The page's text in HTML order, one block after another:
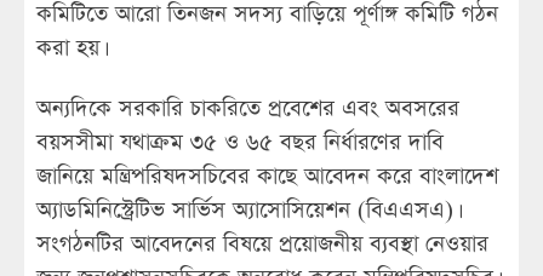
কমিটিতে আরো তিনজন সদস্য বাড়িয়ে পূর্ণাঙ্গ কমিটি গঠন
করা হয়।
অন্যদিকে সরকারি চাকরিতে প্রবেশের এবং অবসরের
বয়সসীমা যথাক্রম ৩৫ ও ৬৫ বছর নির্ধারণের দাবি
জানিয়ে মন্ত্রিপরিষদসচিবের কাছে আবেদন করে বাংলাদেশ
অ্যাডমিনিস্ট্রেটিভ সার্ভিস অ্যাসোসিয়েশন (বিএএসএ)।
সংগঠনটির আবেদনের বিষয়ে প্রয়োজনীয় ব্যবস্থা নেওয়ার